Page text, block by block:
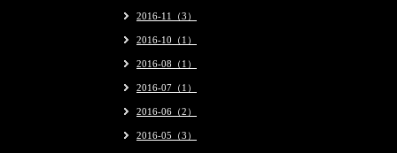
2016-11（3）
2016-10（1）
2016-08（1）
2016-07（1）
2016-06（2）
2016-05（3）